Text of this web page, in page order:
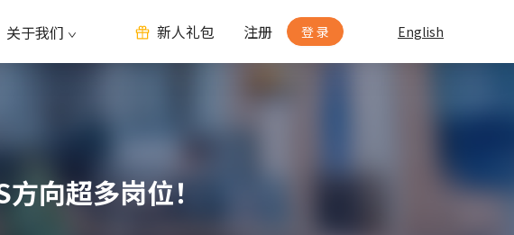
关于我们 新人礼包 注册 登 录 English
向超多岗位！